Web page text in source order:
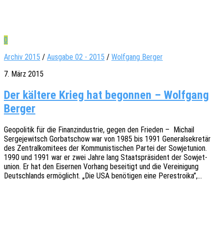
0
Archiv 2015 / Ausgabe 02 - 2015 / Wolfgang Berger
7. März 2015
Der kältere Krieg hat begonnen – Wolfgang
Berger
Geopo­li­tik für die Finanz­in­dus­trie, gegen den Frie­den – Michail
Serge­je­witsch Gorbat­schow war von 1985 bis 1991 Gene­ral­se­kre­tär
des Zentral­ko­mi­tees der Kommu­nis­ti­schen Partei der Sowjet­uni­on.
1990 und 1991 war er zwei Jahre lang Staats­prä­si­dent der Sowjet­
uni­on. Er hat den Eiser­nen Vorhang besei­tigt und die Verei­ni­gung
Deutsch­lands ermög­licht. „Die USA benö­ti­gen eine Perestroika”,…